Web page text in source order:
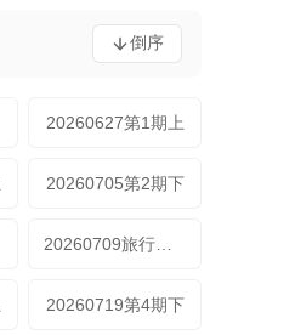
倒序
20260627第1期上
20260705第2期下
20260719第4期下